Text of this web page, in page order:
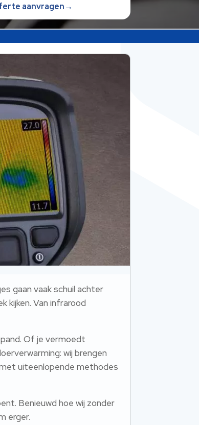
aanvragen→
gaan vaak schuil achter
kijken. Van infrarood
Of je vermoedt
wij brengen
met uiteenlopende methodes
Benieuwd hoe wij zonder
erger.